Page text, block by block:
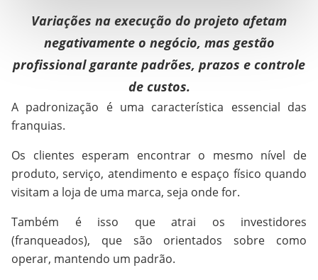
Variações na execução do projeto afetam
negativamente o negócio, mas gestão
profissional garante padrões, prazos e controle
de custos.
A padronização é uma característica essencial das
franquias.
Os clientes esperam encontrar o mesmo nível de
produto, serviço, atendimento e espaço físico quando
visitam a loja de uma marca, seja onde for.
Também é isso que atrai os investidores
(franqueados), que são orientados sobre como
operar, mantendo um padrão.